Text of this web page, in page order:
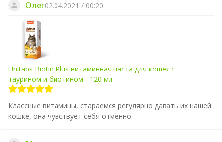
Олег02.04.2021 / 00:20
Unitabs Biotin Plus витаминная паста для кошек с
таурином и биотином - 120 мл
Классные витамины, стараемся регулярно давать их нашей
кошке, она чувствует себя отменно.